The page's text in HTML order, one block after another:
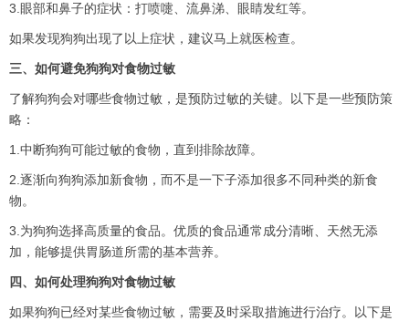
3.眼部和鼻子的症状：打喷嚏、流鼻涕、眼睛发红等。
如果发现狗狗出现了以上症状，建议马上就医检查。
三、如何避免狗狗对食物过敏
了解狗狗会对哪些食物过敏，是预防过敏的关键。以下是一些预防策
略：
1.中断狗狗可能过敏的食物，直到排除故障。
2.逐渐向狗狗添加新食物，而不是一下子添加很多不同种类的新食
物。
3.为狗狗选择高质量的食品。优质的食品通常成分清晰、天然无添
加，能够提供胃肠道所需的基本营养。
四、如何处理狗狗对食物过敏
如果狗狗已经对某些食物过敏，需要及时采取措施进行治疗。以下是